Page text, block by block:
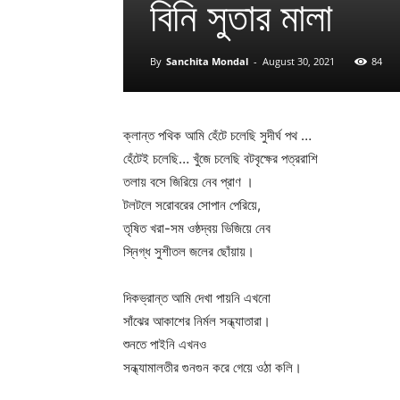
বিনি সুতার মালা
By Sanchita Mondal - August 30, 2021 84
ক্লান্ত পথিক আমি হেঁটে চলেছি সুদীর্ঘ পথ …
হেঁটেই চলেছি… খুঁজে চলেছি বটবৃক্ষের পত্ররাশি
তলায় বসে জিরিয়ে নেব প্রাণ ।
টলটলে সরোবরের সোপান পেরিয়ে,
তৃষিত খরা-সম ওষ্ঠদ্বয় ভিজিয়ে নেব
স্নিগ্ধ সুশীতল জলের ছোঁয়ায়।
দিকভ্রান্ত আমি দেখা পায়নি এখনো
সাঁঝের আকাশের নির্মল সন্ধ্যাতারা।
শুনতে পাইনি এখনও
সন্ধ্যামালতীর গুনগুন করে গেয়ে ওঠা কলি।